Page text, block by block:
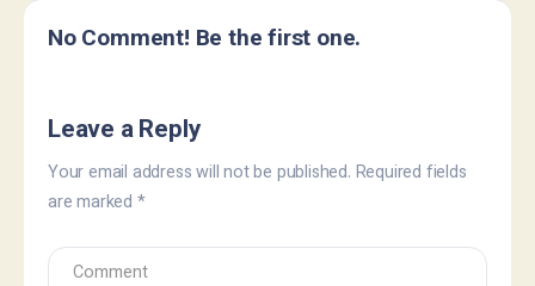
No Comment! Be the first one.
Leave a Reply
Your email address will not be published. Required fields
are marked *